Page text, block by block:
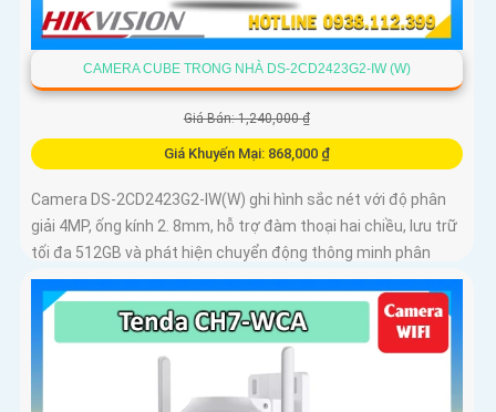
CAMERA CUBE TRONG NHÀ DS-2CD2423G2-IW (W)
Giá Bán: 1,240,000 ₫
Giá Khuyến Mại: 868,000 ₫
Camera DS-2CD2423G2-IW(W) ghi hình sắc nét với độ phân
giải 4MP, ống kính 2. 8mm, hỗ trợ đàm thoại hai chiều, lưu trữ
tối đa 512GB và phát hiện chuyển động thông minh phân
biệt người, phương tiện